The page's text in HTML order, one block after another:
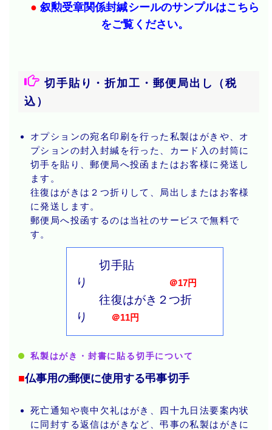
●叙勲受章関係封緘シールのサンプルはこちら
をご覧ください。
切手貼り・折加工・郵便局出し（税
込）
オプションの宛名印刷を行った私製はがきや、オ
プションの封入封緘を行った、カード入の封筒に
切手を貼り、郵便局へ投函またはお客様に発送し
ます。
往復はがきは２つ折りして、局出しまたはお客様
に発送します。
郵便局へ投函するのは当社のサービスで無料で
す。
切手貼
り
＠17円
往復はがき２つ折
り
＠11円
私製はがき・封書に貼る切手について
■仏事用の郵便に使用する弔事切手
死亡通知や喪中欠礼はがき、四十九日法要案内状
に同封する返信はがきなど、弔事の私製はがきに